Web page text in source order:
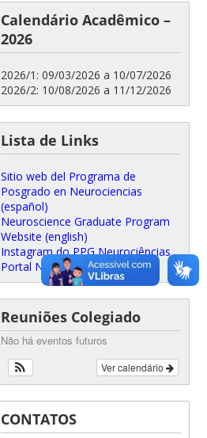
Calendário Acadêmico –
2026
2026/1: 09/03/2026 a 10/07/2026
2026/2: 10/08/2026 a 11/12/2026
Lista de Links
Sitio web del Programa de
Posgrado en Neurociencias
(español)
Neuroscience Graduate Program
Website (english)
Instagram do PPG Neurociências
Portal Neurociências UFSC
Reuniões Colegiado
Não há eventos futuros
Ver calendário
CONTATOS